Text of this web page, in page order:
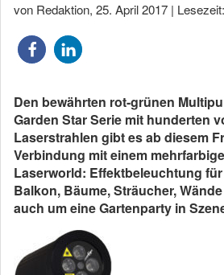
von Redaktion, 25. April 2017 |
Den bewährten rot-grünen
Garden Star Serie mit hunderten
Laserstrahlen gibt es ab diesem
Verbindung mit einem
Laserworld: Effektbeleuchtung
Balkon, Bäume, Sträucher,
auch um eine Gartenparty in